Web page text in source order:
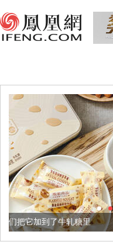
被列入佛家七